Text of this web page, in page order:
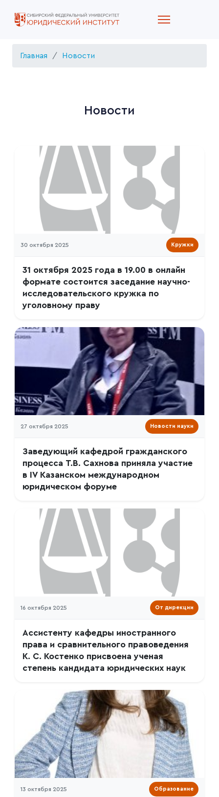
Главная Новости
Новости
30 октября 2025 Кружки
31 октября 2025 года в 19.00 в онлайн
формате состоится заседание научно-
исследовательского кружка по
уголовному праву
27 октября 2025 Новости науки
Заведующий кафедрой гражданского
процесса Т.В. Сахнова приняла участие
в IV Казанском международном
юридическом форуме
16 октября 2025 От дирекции
Ассистенту кафедры иностранного
права и сравнительного правоведения
К. С. Костенко присвоена ученая
степень кандидата юридических наук
13 октября 2025 Образование